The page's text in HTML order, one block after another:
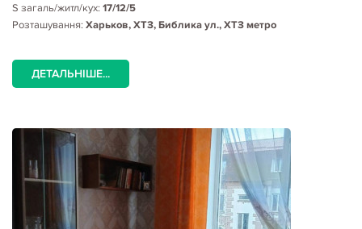
S загаль/житл/кух: 17/12/5
Розташування: Харьков, ХТЗ, Библика ул., ХТЗ метро
ДЕТАЛЬНІШЕ...